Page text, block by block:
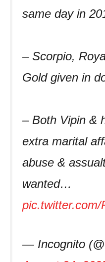
same day in
– Scorpio,
Gold given in
– Both Vipin &
extra marital
abuse &
wanted…
pic.twitter.com/
— Incognito